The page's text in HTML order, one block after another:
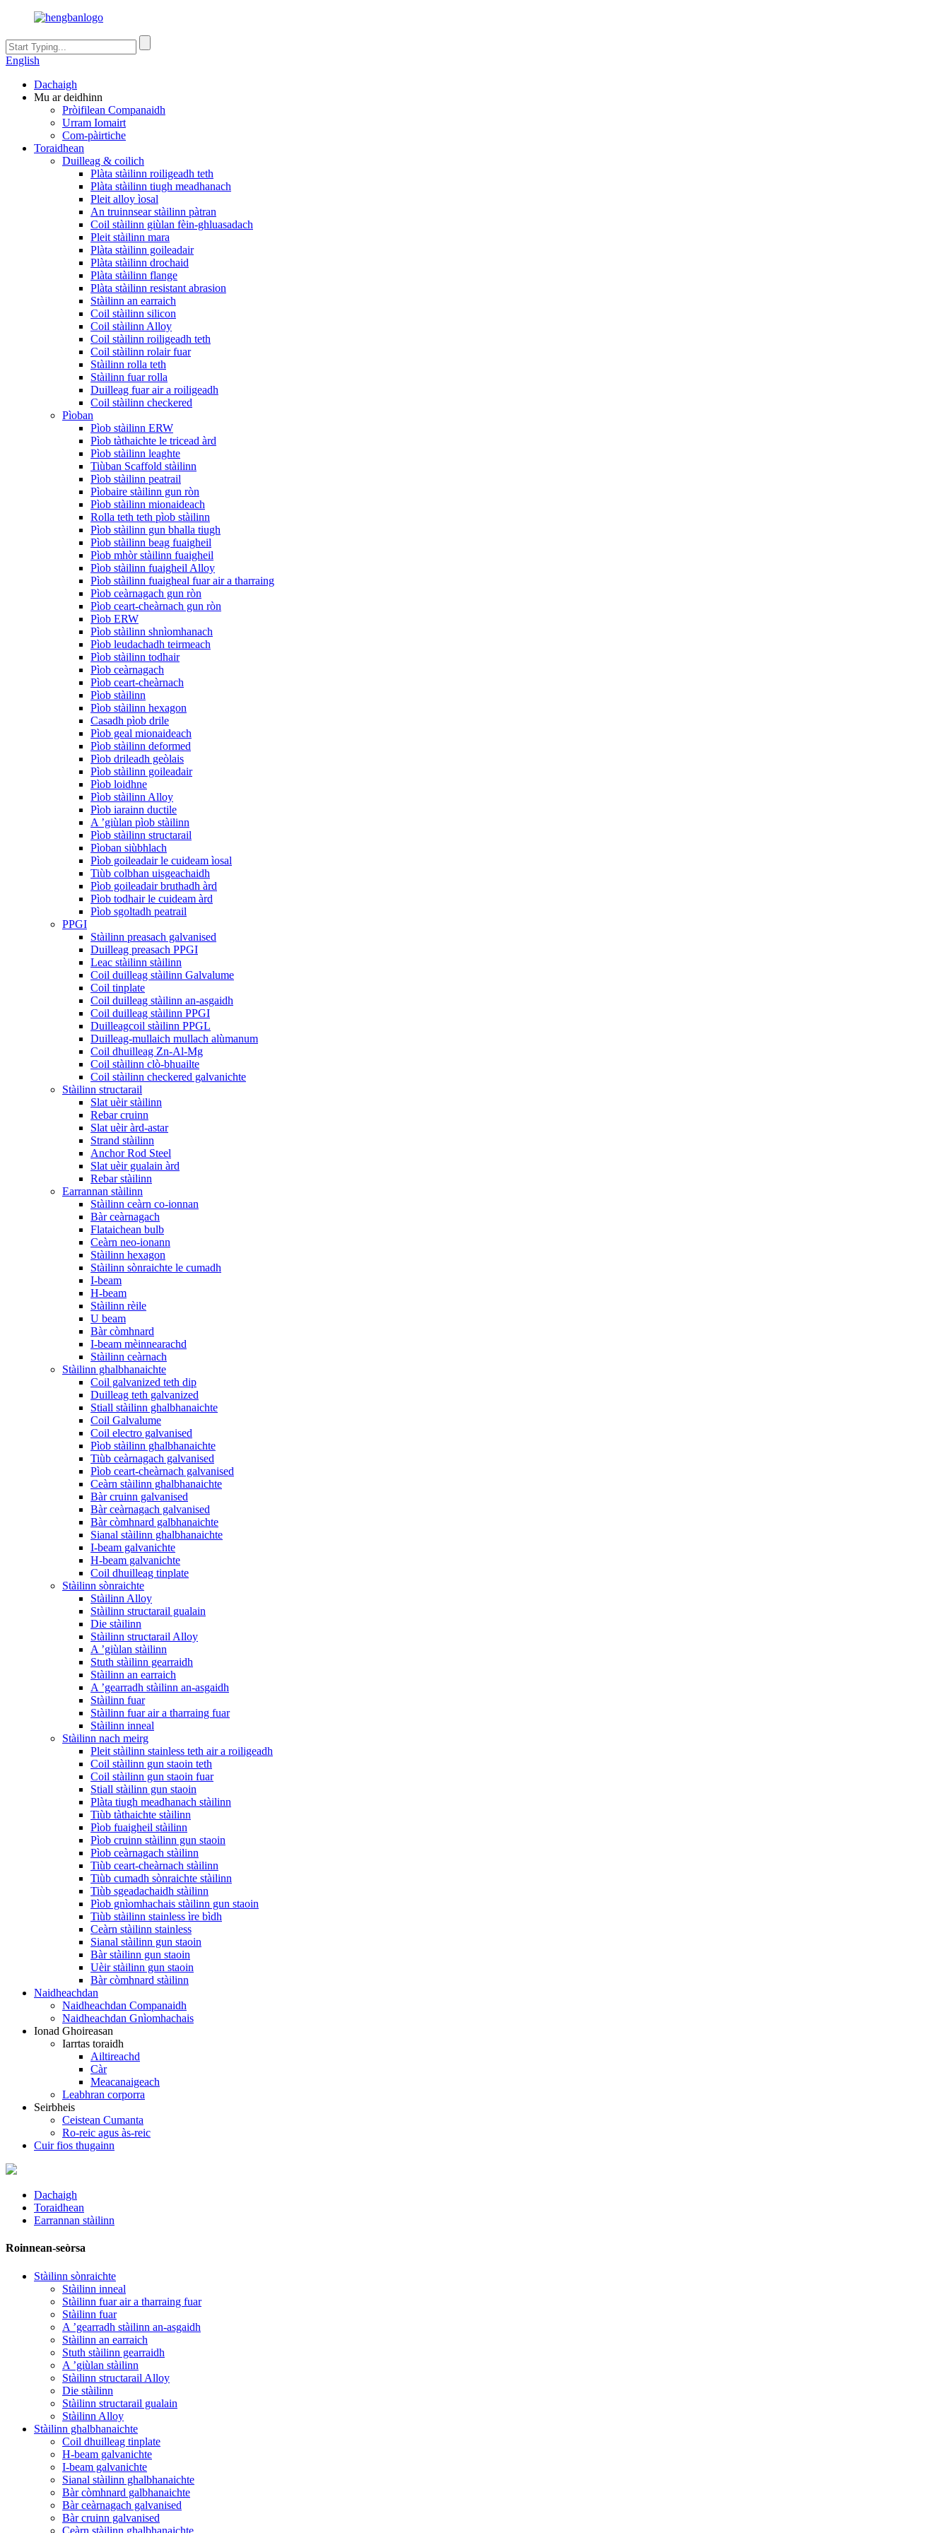
English
Dachaigh
Mu ar deidhinn
Pròifilean Companaidh
Urram Iomairt
Com-pàirtiche
Toraidhean
Duilleag & coilich
Plàta stàilinn roiligeadh teth
Plàta stàilinn tiugh meadhanach
Pleit alloy ìosal
An truinnsear stàilinn pàtran
Coil stàilinn giùlan fèin-ghluasadach
Pleit stàilinn mara
Plàta stàilinn goileadair
Plàta stàilinn drochaid
Plàta stàilinn flange
Plàta stàilinn resistant abrasion
Stàilinn an earraich
Coil stàilinn silicon
Coil stàilinn Alloy
Coil stàilinn roiligeadh teth
Coil stàilinn rolair fuar
Stàilinn rolla teth
Stàilinn fuar rolla
Duilleag fuar air a roiligeadh
Coil stàilinn checkered
Pìoban
Pìob stàilinn ERW
Pìob tàthaichte le tricead àrd
Pìob stàilinn leaghte
Tiùban Scaffold stàilinn
Pìob stàilinn peatrail
Pìobaire stàilinn gun ròn
Pìob stàilinn mionaideach
Rolla teth teth pìob stàilinn
Pìob stàilinn gun bhalla tiugh
Pìob stàilinn beag fuaigheil
Pìob mhòr stàilinn fuaigheil
Pìob stàilinn fuaigheil Alloy
Pìob stàilinn fuaigheal fuar air a tharraing
Pìob ceàrnagach gun ròn
Pìob ceart-cheàrnach gun ròn
Pìob ERW
Pìob stàilinn shnìomhanach
Pìob leudachadh teirmeach
Pìob stàilinn todhair
Pìob ceàrnagach
Pìob ceart-cheàrnach
Pìob stàilinn
Pìob stàilinn hexagon
Casadh pìob drile
Pìob geal mionaideach
Pìob stàilinn deformed
Pìob drileadh geòlais
Pìob stàilinn goileadair
Pìob loidhne
Pìob stàilinn Alloy
Pìob iarainn ductile
A ’giùlan pìob stàilinn
Pìob stàilinn structarail
Pìoban siùbhlach
Pìob goileadair le cuideam ìosal
Tiùb colbhan uisgeachaidh
Pìob goileadair bruthadh àrd
Pìob todhair le cuideam àrd
Pìob sgoltadh peatrail
PPGI
Stàilinn preasach galvanised
Duilleag preasach PPGI
Leac stàilinn stàilinn
Coil duilleag stàilinn Galvalume
Coil tinplate
Coil duilleag stàilinn an-asgaidh
Coil duilleag stàilinn PPGI
Duilleagcoil stàilinn PPGL
Duilleag-mullaich mullach alùmanum
Coil dhuilleag Zn-Al-Mg
Coil stàilinn clò-bhuailte
Coil stàilinn checkered galvanichte
Stàilinn structarail
Slat uèir stàilinn
Rebar cruinn
Slat uèir àrd-astar
Strand stàilinn
Anchor Rod Steel
Slat uèir gualain àrd
Rebar stàilinn
Earrannan stàilinn
Stàilinn ceàrn co-ionnan
Bàr ceàrnagach
Flataichean bulb
Ceàrn neo-ionann
Stàilinn hexagon
Stàilinn sònraichte le cumadh
I-beam
H-beam
Stàilinn rèile
U beam
Bàr còmhnard
I-beam mèinnearachd
Stàilinn ceàrnach
Stàilinn ghalbhanaichte
Coil galvanized teth dip
Duilleag teth galvanized
Stiall stàilinn ghalbhanaichte
Coil Galvalume
Coil electro galvanised
Pìob stàilinn ghalbhanaichte
Tiùb ceàrnagach galvanised
Pìob ceart-cheàrnach galvanised
Ceàrn stàilinn ghalbhanaichte
Bàr cruinn galvanised
Bàr ceàrnagach galvanised
Bàr còmhnard galbhanaichte
Sianal stàilinn ghalbhanaichte
I-beam galvanichte
H-beam galvanichte
Coil dhuilleag tinplate
Stàilinn sònraichte
Stàilinn Alloy
Stàilinn structarail gualain
Die stàilinn
Stàilinn structarail Alloy
A ’giùlan stàilinn
Stuth stàilinn gearraidh
Stàilinn an earraich
A ’gearradh stàilinn an-asgaidh
Stàilinn fuar
Stàilinn fuar air a tharraing fuar
Stàilinn inneal
Stàilinn nach meirg
Pleit stàilinn stainless teth air a roiligeadh
Coil stàilinn gun staoin teth
Coil stàilinn gun staoin fuar
Stiall stàilinn gun staoin
Plàta tiugh meadhanach stàilinn
Tiùb tàthaichte stàilinn
Pìob fuaigheil stàilinn
Pìob cruinn stàilinn gun staoin
Pìob ceàrnagach stàilinn
Tiùb ceart-cheàrnach stàilinn
Tiùb cumadh sònraichte stàilinn
Tiùb sgeadachaidh stàilinn
Pìob gnìomhachais stàilinn gun staoin
Tiùb stàilinn stainless ìre bìdh
Ceàrn stàilinn stainless
Sianal stàilinn gun staoin
Bàr stàilinn gun staoin
Uèir stàilinn gun staoin
Bàr còmhnard stàilinn
Naidheachdan
Naidheachdan Companaidh
Naidheachdan Gnìomhachais
Ionad Ghoireasan
Iarrtas toraidh
Ailtireachd
Càr
Meacanaigeach
Leabhran corporra
Seirbheis
Ceistean Cumanta
Ro-reic agus às-reic
Cuir fios thugainn
Dachaigh
Toraidhean
Earrannan stàilinn
Roinnean-seòrsa
Stàilinn sònraichte
Stàilinn inneal
Stàilinn fuar air a tharraing fuar
Stàilinn fuar
A ’gearradh stàilinn an-asgaidh
Stàilinn an earraich
Stuth stàilinn gearraidh
A ’giùlan stàilinn
Stàilinn structarail Alloy
Die stàilinn
Stàilinn structarail gualain
Stàilinn Alloy
Stàilinn ghalbhanaichte
Coil dhuilleag tinplate
H-beam galvanichte
I-beam galvanichte
Sianal stàilinn ghalbhanaichte
Bàr còmhnard galbhanaichte
Bàr ceàrnagach galvanised
Bàr cruinn galvanised
Ceàrn stàilinn ghalbhanaichte